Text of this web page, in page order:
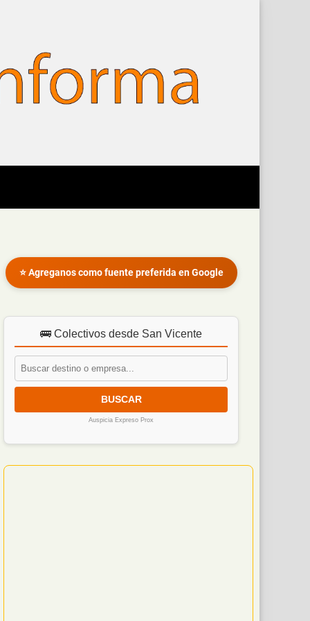
⭐ Agreganos como fuente preferida en Google
🚌 Colectivos desde San Vicente
BUSCAR
Auspicia Expreso Prox